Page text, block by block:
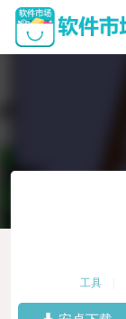
工具